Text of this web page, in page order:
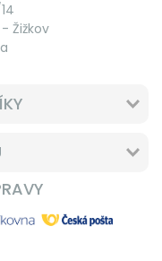
Žižkov